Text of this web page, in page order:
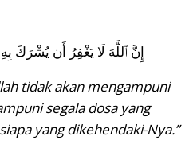
إِنَّ ٱللَّهَ لَا يَغْفِرُ أَن يُشْرَكَ
tidak akan mengampuni
segala dosa yang
yang dikehendaki-Nya.”